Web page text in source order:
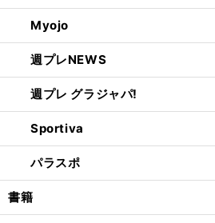
Myojo
週プレNEWS
週プレ グラジャパ!
Sportiva
パラスポ
書籍